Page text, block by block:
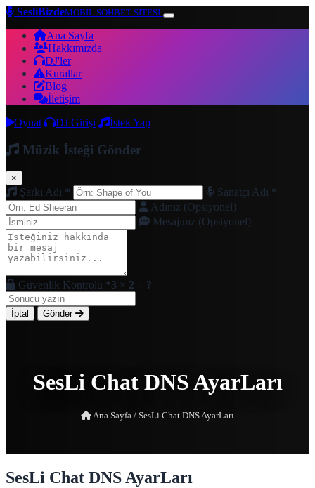
SesliBizdeMOBİL SOHBET SİTESİ
Ana Sayfa
Hakkımızda
DJ'ler
Kurallar
Blog
İletişim
Oynat
DJ Girişi İstek Yap
Müzik İsteği Gönder
×
Şarkı Adı * Sanatçı Adı *
Adınız (Opsiyonel)
Mesajınız (Opsiyonel)
Güvenlik Kontrolü *3 × 2 = ?
İptal Gönder
SesLi Chat DNS AyarLarı
Ana Sayfa / SesLi Chat DNS AyarLarı
SesLi Chat DNS AyarLarı